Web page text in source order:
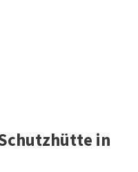
in